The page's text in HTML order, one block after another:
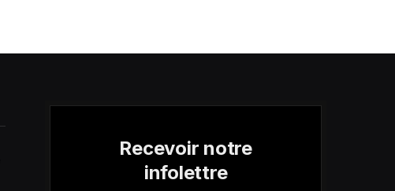
Recevoir notre
infolettre